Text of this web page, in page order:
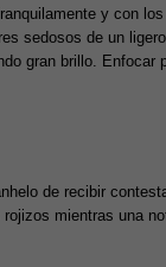
y con
sedosos de un
gran brillo.
de recibir
mientras una